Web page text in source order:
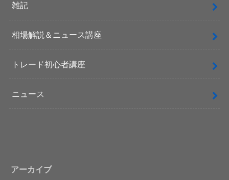
雑記
相場解説＆ニュース講座
トレード初心者講座
ニュース
アーカイブ